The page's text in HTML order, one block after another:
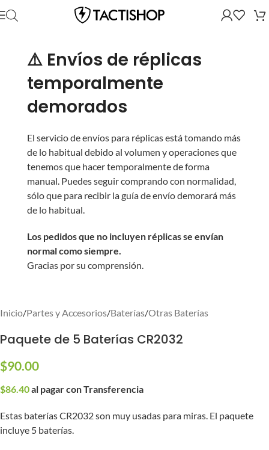
⚠️ Envíos de réplicas
temporalmente
demorados
El servicio de envíos para réplicas está tomando más
de lo habitual debido al volumen y operaciones que
tenemos que hacer temporalmente de forma
manual. Puedes seguir comprando con normalidad,
sólo que para recibir la guía de envío demorará más
de lo habitual.
Los pedidos que no incluyen réplicas se envían
normal como siempre.
Gracias por su comprensión.
Inicio/Partes y Accesorios/Baterías/Otras Baterías
Paquete de 5 Baterías CR2032
$90.00
$86.40al pagar con Transferencia
Estas baterías CR2032 son muy usadas para miras. El paquete
incluye 5 baterías.